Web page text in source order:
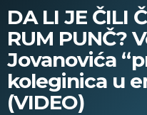
DA LI JE ČILI
RUM PUNČ?
Jovanovića
koleginica u
(VIDEO)